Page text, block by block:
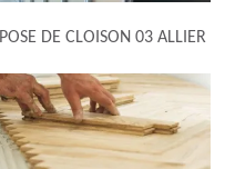
POSE DE CLOISON 03 ALLIER